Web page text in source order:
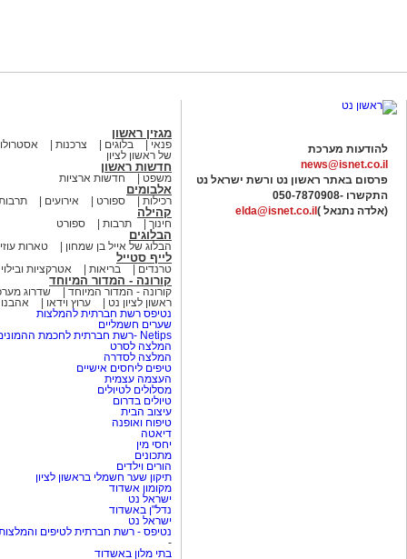
להודעות מערכת
news@isnet.co.il
פרסום באתר ראשון נט ורשת ישראל נט
התקשרו -050-7870908
(אלדה נתנאל ) elda@isnet.co.il
מגזין ראשון
פנאי בלוגים צרכנות
של ראשון לציון
חדשות ראשון
משפט חדשות ארציות
אלבומים
רכילות ספורט אירועים
קהילה
חינוך תרבות ספורט
הבלוגים
הבלוג של אייל בן שמחון טארות
לייף סטייל
טרנדים בריאות אטרקציות ובילוי
קורונה - המדור המיוחד
קורונה - המדור המיוחד
שדרוג
ראשון לציון נט
ערוץ וידאו
נטיפס רשת חברתית להמלצות
שערים חשמליים
Netips -רשת חברתית לחכמת ההמונים
המלצה לסרט
המלצה לסדרה
טיפים ליחסים אישיים
העצמה עצמית
מסלולים לטיולים
טיולים בדרום
עיצוב הבית
טיפוח ואופנה
דיאטה
יחסי מין
מתכונים
הורים וילדים
תיקון שער חשמלי בראשון לציון
מקומון אשדוד
ישראל נט
נדל"ן באשדוד
ישראל נט
נטיפס - רשת חברתית לטיפים
-
בתי מלון באשדוד